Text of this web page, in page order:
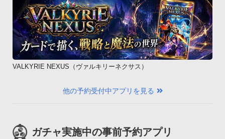
を秘密にすることができます。アイコンを隠してしまうと、ロ
ックを解除する方法やアプリの設定変更方法はスマホの持ち主
以外わかりません。
■偽の強制終了画面でロック！
ロックしたアプリの起動時に偽の強制終了画面を起動する
ことで、そのアプリがロックされていること自体秘密にするこ
自動でバックアップ。大切な写真だからこそロストすることも
VALKYRIE NEXUS（ヴァルキリーネクサス）
他の予約受付中アプリを見る
ガチャ実施中の事前予約アプリ